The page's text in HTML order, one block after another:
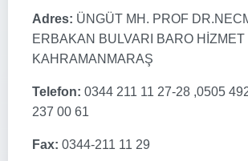
Adres: ÜNGÜT MH. PROF
ERBAKAN BULVARI BARO HİZMET
KAHRAMANMARAŞ
Telefon: 0344 211 11 27-28 ,0505
237 00 61
Fax: 0344-211 11 29